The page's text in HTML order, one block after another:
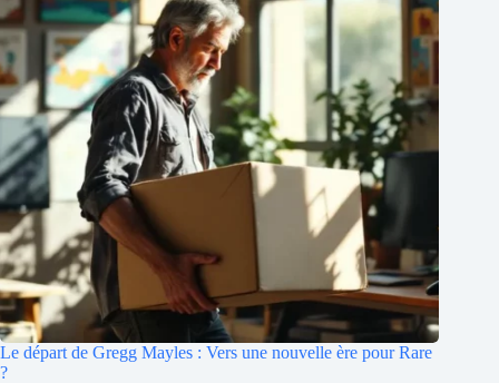
Le départ de Gregg Mayles : Vers une nouvelle ère pour Rare
?